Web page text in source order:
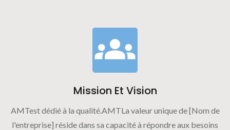
Mission Et Vision
AMTest dédié à la qualité.AMTLa valeur unique de [Nom de
l'entreprise] réside dans sa capacité à répondre aux besoins